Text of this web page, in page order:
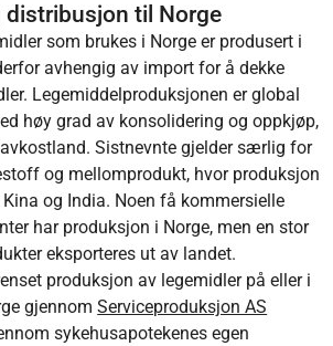
distribusjon til Norge
som brukes i Norge er produsert i
avhengig av import for å dekke
Legemiddelproduksjonen er global
høy grad av konsolidering og oppkjøp,
Sistnevnte gjelder særlig for
og mellomprodukt, hvor produksjon
og India. Noen få kommersielle
har produksjon i Norge, men en stor
eksporteres ut av landet.
produksjon av legemidler på eller i
gjennomServiceproduksjon AS
sykehusapotekenes egen